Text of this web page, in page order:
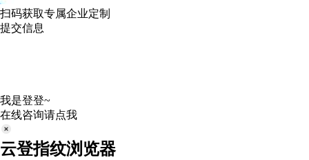
扫码获取专属企业定制
提交信息
我是登登~
在线咨询请点我
云登指纹浏览器